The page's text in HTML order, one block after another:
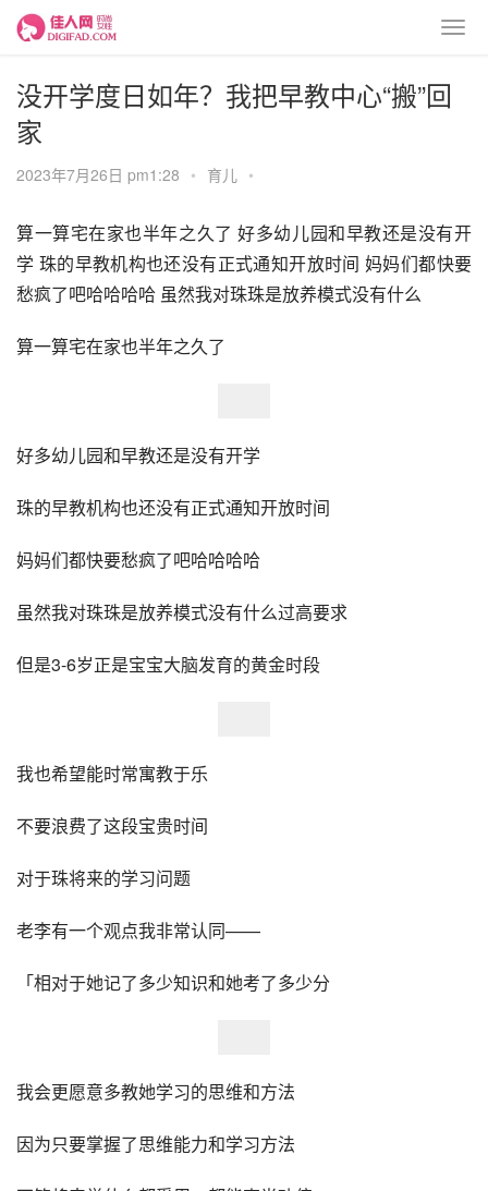
没开学度日如年？我把早教中心“搬”回
家
2023年7月26日 pm1:28 • 育儿 •
算一算宅在家也半年之久了 好多幼儿园和早教还是没有开
学 珠的早教机构也还没有正式通知开放时间 妈妈们都快要
愁疯了吧哈哈哈哈 虽然我对珠珠是放养模式没有什么
算一算宅在家也半年之久了
好多幼儿园和早教还是没有开学
珠的早教机构也还没有正式通知开放时间
妈妈们都快要愁疯了吧哈哈哈哈
虽然我对珠珠是放养模式没有什么过高要求
但是3-6岁正是宝宝大脑发育的黄金时段
我也希望能时常寓教于乐
不要浪费了这段宝贵时间
对于珠将来的学习问题
老李有一个观点我非常认同——
「相对于她记了多少知识和她考了多少分
我会更愿意多教她学习的思维和方法
因为只要掌握了思维能力和学习方法